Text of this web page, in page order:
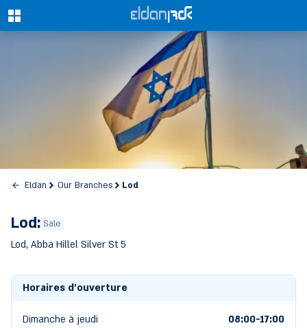
0
Eldan Our Branches Lod
Lod: Sale
Lod, Abba Hillel Silver St 5
Horaires d'ouverture
Dimanche à jeudi
08:00-17:00